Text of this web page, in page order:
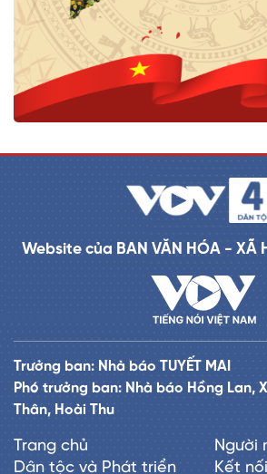
Website của BAN VĂN HÓA - XÃ
Trưởng ban: Nhà báo TUYẾT MAI
Phó trưởng ban: Nhà báo Hồng Lan,
Thân, Hoài Thu
Trang chủ
Dân tộc và Phát triển
Người
Kết